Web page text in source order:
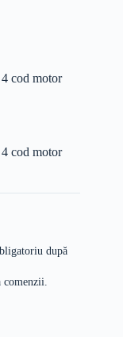
cod motor
cod motor
după